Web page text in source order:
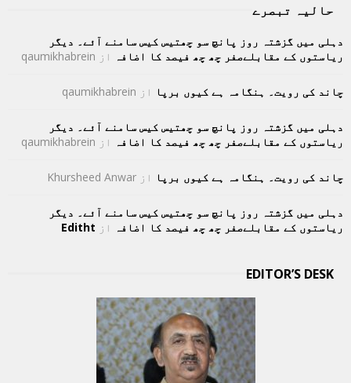
حالیہ تبصرے
دہلی میں گزشتہ روز پانچ سو چھتیس کیس سامنے آئے۔ دیگر
ریاستوں کے مقابلےصفر چھ چھ فیصد کا اضافہ
از qaumikhabrein
چاند کی رویت۔ ہنگامہ ہے کیوں برپا از qaumikhabrein
دہلی میں گزشتہ روز پانچ سو چھتیس کیس سامنے آئے۔ دیگر
ریاستوں کے مقابلےصفر چھ چھ فیصد کا اضافہ
از qaumikhabrein
چاند کی رویت۔ ہنگامہ ہے کیوں برپا از Khursheed Anwar
دہلی میں گزشتہ روز پانچ سو چھتیس کیس سامنے آئے۔ دیگر
ریاستوں کے مقابلےصفر چھ چھ فیصد کا اضافہ
از Editht
EDITOR’S DESK